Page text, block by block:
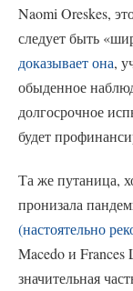
Naomi Oreskes,
следует быть
доказывает она,
обыденное
долгосрочное
будет
Та же путаница,
пронизала
(настоятельно
Macedo и
значительная